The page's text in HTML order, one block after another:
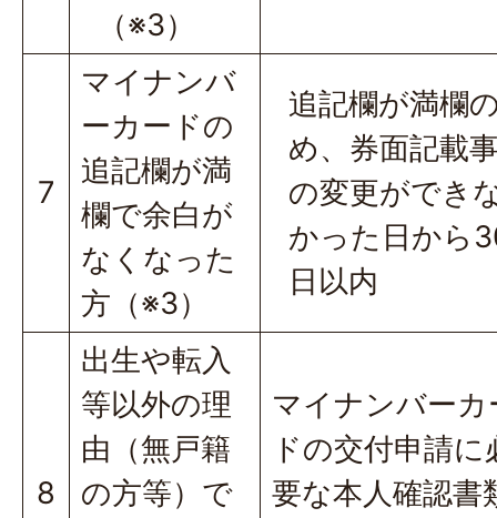
（※3）
7
マイナンバ
ーカードの
追記欄が満
欄で余白が
なくなった
方（※3）
追記欄が満欄
め、券面記載
の変更ができ
かった日から
日以内
8
出生や転入
等以外の理
由（無戸籍
の方等）で
マイナンバーカ
ドの交付申請に
要な本人確認書